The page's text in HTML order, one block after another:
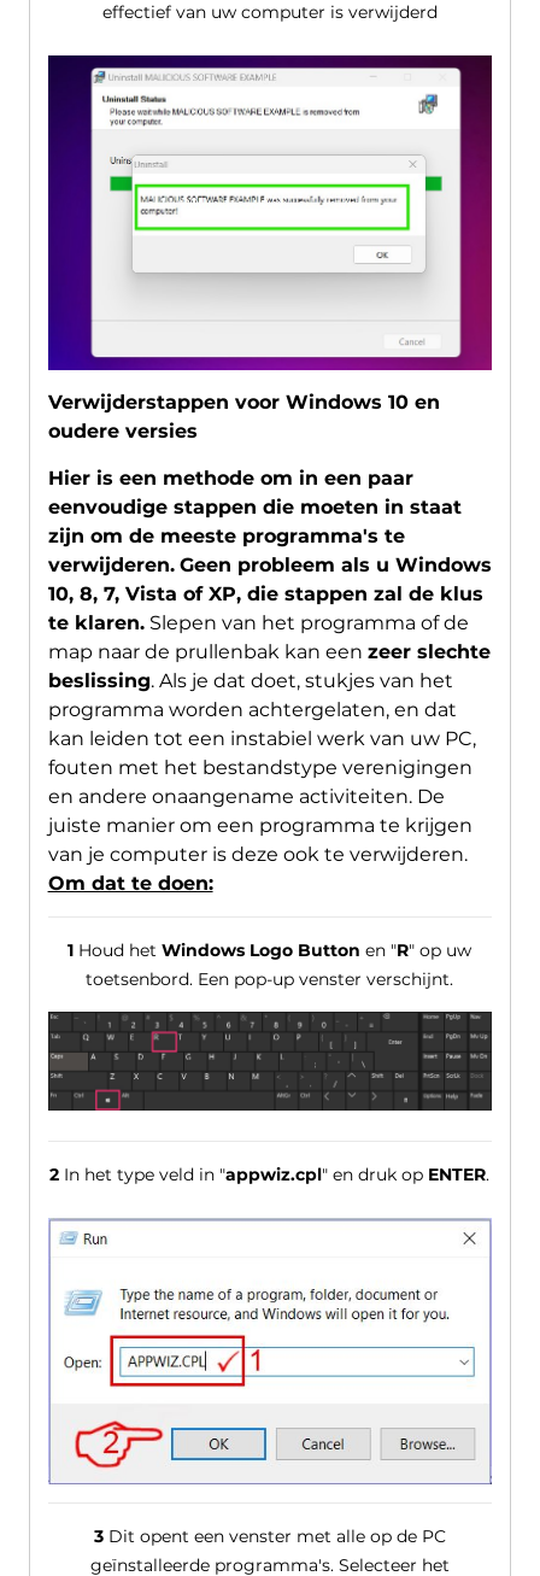
effectief van uw computer is verwijderd
Verwijderstappen voor Windows 10 en
oudere versies
Hier is een methode om in een paar
eenvoudige stappen die moeten in staat
zijn om de meeste programma's te
verwijderen. Geen probleem als u Windows
10, 8, 7, Vista of XP, die stappen zal de klus
te klaren.Slepen van het programma of de
map naar de prullenbak kan een zeer slechte
beslissing. Als je dat doet, stukjes van het
programma worden achtergelaten, en dat
kan leiden tot een instabiel werk van uw PC,
fouten met het bestandstype verenigingen
en andere onaangename activiteiten. De
juiste manier om een ​​programma te krijgen
van je computer is deze ook te verwijderen.
Om dat te doen:
1 Houd hetWindows Logo Button en "R" op uw
toetsenbord. Een pop-up venster verschijnt.
2 In het type veld in "appwiz.cpl" en druk op ENTER.
3Dit opent een venster met alle op de PC
geïnstalleerde programma's. Selecteer het